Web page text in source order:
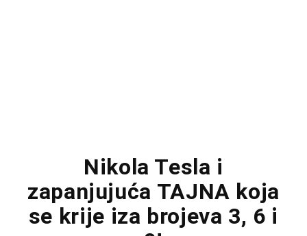
Nikola Tesla i
zapanjujuća TAJNA koja
se krije iza brojeva 3, 6 i